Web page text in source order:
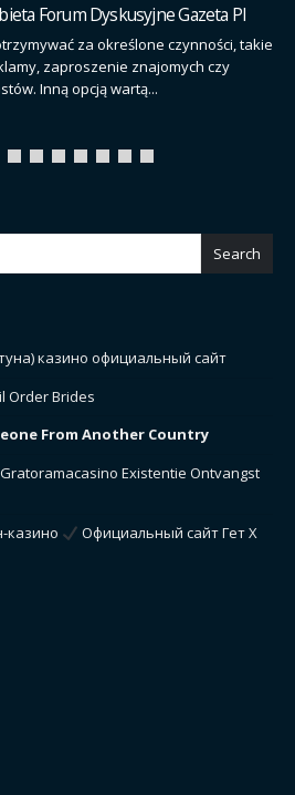
Dyskusyjne Gazeta Pl
za określone czynności, takie
znajomych czy
wartą...
23
Search
казино официальный сайт
Order Brides
From Another Country
Existentie Ontvangst
казино
Официальный сайт Гет Х